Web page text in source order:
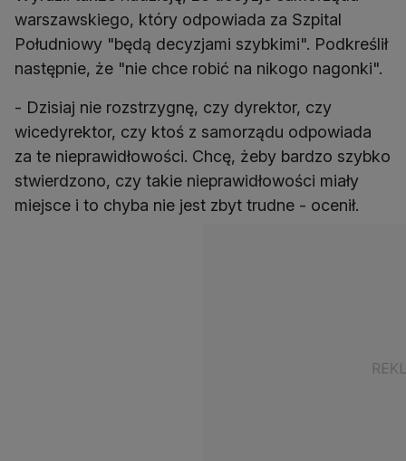
warszawskiego, który odpowiada za Szpital
Południowy "będą decyzjami szybkimi". Podkreślił
następnie, że "nie chce robić na nikogo nagonki".
- Dzisiaj nie rozstrzygnę, czy dyrektor, czy
wicedyrektor, czy ktoś z samorządu odpowiada
za te nieprawidłowości. Chcę, żeby bardzo szybko
stwierdzono, czy takie nieprawidłowości miały
miejsce i to chyba nie jest zbyt trudne - ocenił.